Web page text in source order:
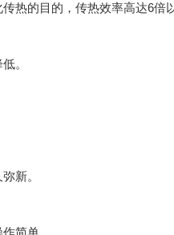
热的目的，传热效率高达6倍以
。
新。